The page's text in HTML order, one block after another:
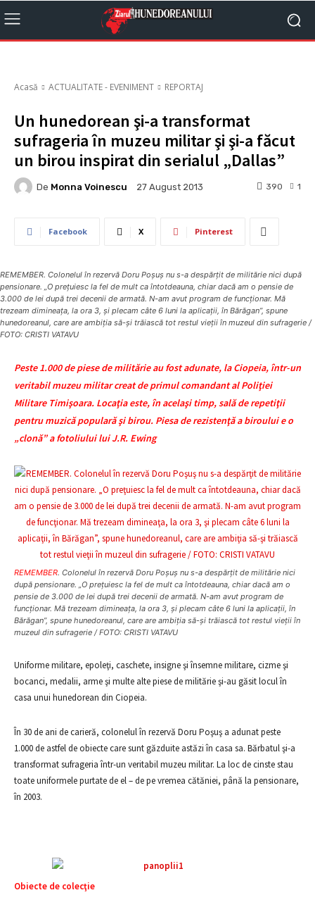
Acasă ACTUALITATE - EVENIMENT REPORTAJ
Un hunedorean şi-a transformat
sufrageria în muzeu militar şi şi-a făcut
un birou inspirat din serialul „Dallas”
De Monna Voinescu 27 August 2013 1
390
Facebook X Pinterest
REMEMBER. Colonelul în rezervă Doru Poşuş nu s-a despărţit de militărie nici după
pensionare. „O preţuiesc la fel de mult ca întotdeauna, chiar dacă am o pensie de
3.000 de lei după trei decenii de armată. N-am avut program de funcţionar. Mă
trezeam dimineaţa, la ora 3, şi plecam câte 6 luni la aplicaţii, în Bărăgan”, spune
hunedoreanul, care are ambiţia să-şi trăiască tot restul vieţii în muzeul din sufragerie /
FOTO: CRISTI VATAVU
Peste 1.000 de piese de militărie au fost adunate, la Ciopeia, într-un
veritabil muzeu militar creat de primul comandant al Poliţiei
Militare Timişoara. Locaţia este, în acelaşi timp, sală de repetiţii
pentru muzică populară şi birou. Piesa de rezistenţă a biroului e o
„clonă” a fotoliului lui J.R. Ewing
REMEMBER. Colonelul în rezervă Doru Poşuş nu s-a despărţit de militărie nici
după pensionare. „O preţuiesc la fel de mult ca întotdeauna, chiar dacă am o
pensie de 3.000 de lei după trei decenii de armată. N-am avut program de
funcţionar. Mă trezeam dimineaţa, la ora 3, şi plecam câte 6 luni la aplicaţii, în
Bărăgan”, spune hunedoreanul, care are ambiţia să-şi trăiască tot restul vieţii în
muzeul din sufragerie / FOTO: CRISTI VATAVU
Uniforme militare, epoleţi, caschete, insigne şi însemne militare, cizme şi
bocanci, medalii, arme şi multe alte piese de militărie şi-au găsit locul în
casa unui hunedorean din Ciopeia.
În 30 de ani de carieră, colonelul în rezervă Doru Poşuş a adunat peste
1.000 de astfel de obiecte care sunt găzduite astăzi în casa sa. Bărbatul şi-a
transformat sufrageria într-un veritabil muzeu militar. La loc de cinste stau
toate uniformele purtate de el – de pe vremea cătăniei, până la pensionare,
în 2003.
Obiecte de colecţie